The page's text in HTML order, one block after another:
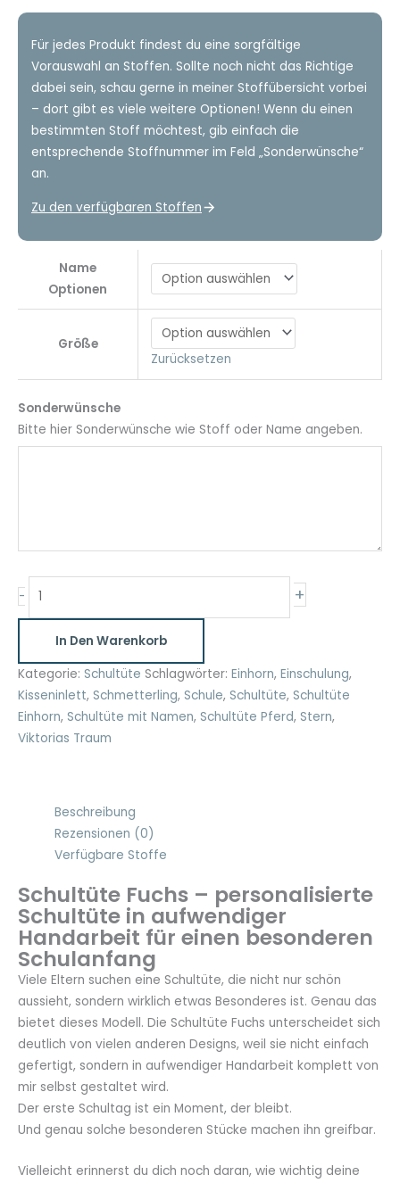
Für jedes Produkt findest du eine sorgfältige
Vorauswahl an Stoffen. Sollte noch nicht das Richtige
dabei sein, schau gerne in meiner Stoffübersicht vorbei
– dort gibt es viele weitere Optionen! Wenn du einen
bestimmten Stoff möchtest, gib einfach die
entsprechende Stoffnummer im Feld „Sonderwünsche“
an.
Zu den verfügbaren Stoffen
Name
Optionen
Größe
Zurücksetzen
Sonderwünsche
Bitte hier Sonderwünsche wie Stoff oder Name angeben.
-
35cm
und
70cm
Menge
+
In Den Warenkorb
Kategorie: Schultüte Schlagwörter: Einhorn, Einschulung,
Kisseninlett, Schmetterling, Schule, Schultüte, Schultüte
Einhorn, Schultüte mit Namen, Schultüte Pferd, Stern,
Viktorias Traum
Beschreibung
Rezensionen (0)
Verfügbare Stoffe
Schultüte Fuchs – personalisierte
Schultüte in aufwendiger
Handarbeit für einen besonderen
Schulanfang
Viele Eltern suchen eine Schultüte, die nicht nur schön
aussieht, sondern wirklich etwas Besonderes ist. Genau das
bietet dieses Modell. Die Schultüte Fuchs unterscheidet sich
deutlich von vielen anderen Designs, weil sie nicht einfach
gefertigt, sondern in aufwendiger Handarbeit komplett von
mir selbst gestaltet wird.
Der erste Schultag ist ein Moment, der bleibt.
Und genau solche besonderen Stücke machen ihn greifbar.
Vielleicht erinnerst du dich noch daran, wie wichtig deine